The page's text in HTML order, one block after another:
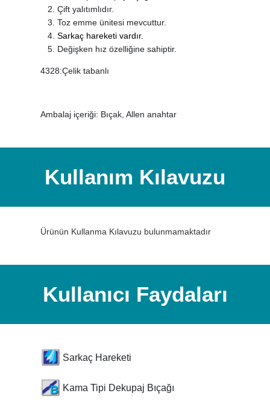
Çift yalıtımlıdır.
Toz emme ünitesi mevcuttur.
Sarkaç hareketi vardır.
Değişken hız özelliğine sahiptir.
4328:Çelik tabanlı
Ambalaj içeriği: Bıçak, Allen anahtar
Kullanım Kılavuzu
Ürünün Kullanma Kılavuzu bulunmamaktadır
Kullanıcı Faydaları
Sarkaç Hareketi
Kama Tipi Dekupaj Bıçağı